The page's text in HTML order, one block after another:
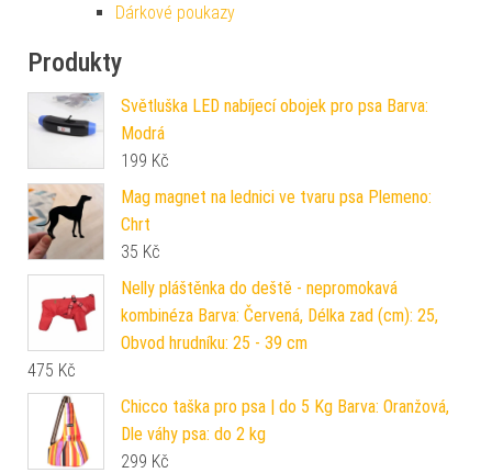
Dárkové poukazy
Produkty
Světluška LED nabíjecí obojek pro psa Barva:
Modrá
199 Kč
Mag magnet na lednici ve tvaru psa Plemeno:
Chrt
35 Kč
Nelly pláštěnka do deště - nepromokavá
kombinéza Barva: Červená, Délka zad (cm): 25,
Obvod hrudníku: 25 - 39 cm
475 Kč
Chicco taška pro psa | do 5 Kg Barva: Oranžová,
Dle váhy psa: do 2 kg
299 Kč